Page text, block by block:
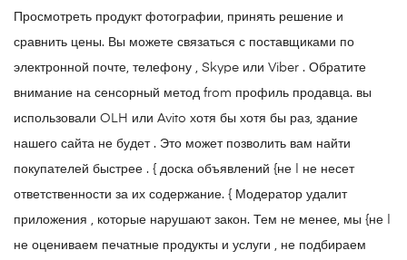
Просмотреть продукт фотографии, принять решение и
сравнить цены. Вы можете связаться с поставщиками по
электронной почте, телефону , Skype или Viber . Обратите
внимание на сенсорный метод from профиль продавца. вы
использовали OLH или Avito хотя бы хотя бы раз, здание
нашего сайта не будет . Это может позволить вам найти
покупателей быстрее . { доска объявлений {не | не несет
ответственности за их содержание. { Модератор удалит
приложения , которые нарушают закон. Тем не менее, мы {не |
не оцениваем печатные продукты и услуги , не подбираем